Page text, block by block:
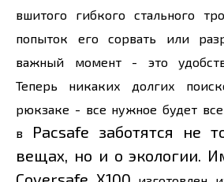
вшитого гибкого стального
попыток его сорвать или
важный момент - это
Теперь никаких долгих
рюкзаке - все нужное будет
в
Pacsafe заботятся не
вещах, но и о экологии.